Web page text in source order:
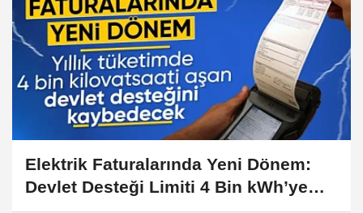
Elektrik Faturalarında Yeni Dönem:
Devlet Desteği Limiti 4 Bin kWh’ye